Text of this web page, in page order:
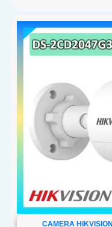
CAMERA